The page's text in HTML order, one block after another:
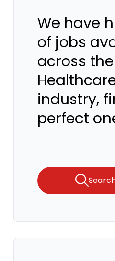
We have
of jobs
across the
industry,
perfect